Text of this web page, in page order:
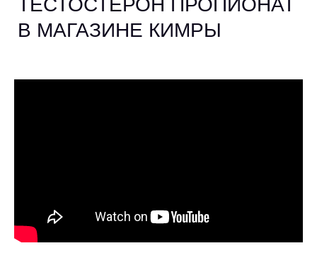
ТЕСТОСТЕРОН ПРОПИОНАТ
В МАГАЗИНЕ КИМРЫ